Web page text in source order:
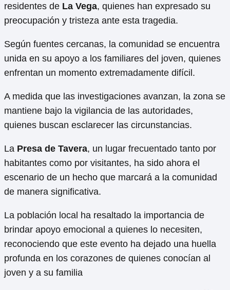
residentes de La Vega, quienes han expresado su
preocupación y tristeza ante esta tragedia.
Según fuentes cercanas, la comunidad se encuentra
unida en su apoyo a los familiares del joven, quienes
enfrentan un momento extremadamente difícil.
A medida que las investigaciones avanzan, la zona se
mantiene bajo la vigilancia de las autoridades,
quienes buscan esclarecer las circunstancias.
La Presa de Tavera, un lugar frecuentado tanto por
habitantes como por visitantes, ha sido ahora el
escenario de un hecho que marcará a la comunidad
de manera significativa.
La población local ha resaltado la importancia de
brindar apoyo emocional a quienes lo necesiten,
reconociendo que este evento ha dejado una huella
profunda en los corazones de quienes conocían al
joven y a su familia